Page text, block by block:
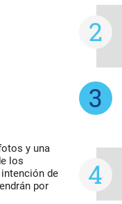
y una
los
de
por